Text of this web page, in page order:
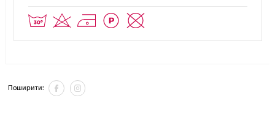
Поширити: